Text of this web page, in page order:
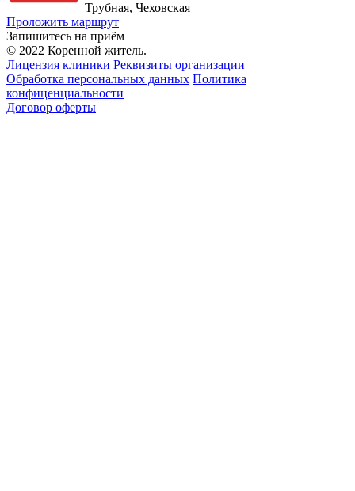
Трубная, Чеховская
Проложить маршрут
Запишитесь на приём
© 2022 Коренной житель.
Лицензия клиники Реквизиты организации
Обработка персональных данных Политика
конфиценциальности
Договор оферты